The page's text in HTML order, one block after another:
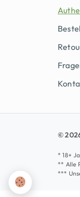
©
* 18+
** Alle
***